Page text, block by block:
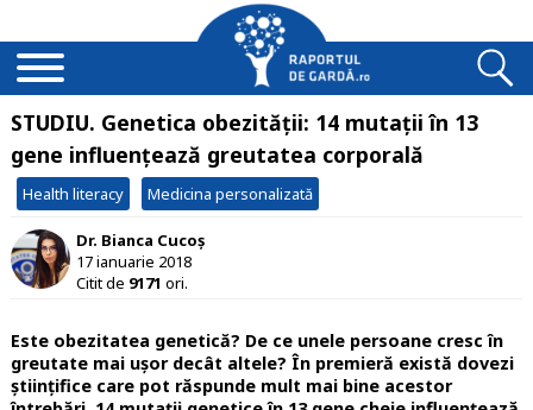
STUDIU. Genetica obezității: 14 mutații în 13
gene influențează greutatea corporală
Health literacy Medicina personalizată
Dr. Bianca Cucoș
17 ianuarie 2018
Citit de 9171 ori.
Este obezitatea genetică? De ce unele persoane cresc în
greutate mai ușor decât altele? În premieră există dovezi
științifice care pot răspunde mult mai bine acestor